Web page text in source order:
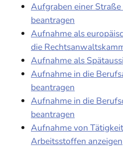
Aufgraben einer
beantragen
Aufnahme als
die
Aufnahme als
Aufnahme in die
beantragen
Aufnahme in die
beantragen
Aufnahme von
Arbeitsstoffen anzeigen